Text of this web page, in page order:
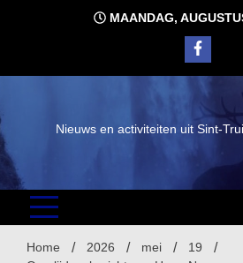
MAANDAG,
Nieuws en activiteiten uit Sint-
Home 2026 mei
19